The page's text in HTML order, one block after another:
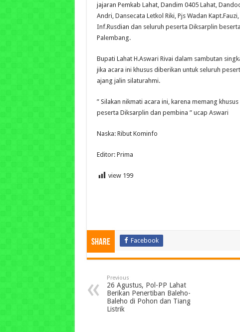
jajaran Pemkab Lahat, Dandim 0405 Lahat,
Andri, Dansecata Letkol Riki, Pjs Wadan
Inf.Rusdian dan seluruh peserta Diksarplin
Palembang.
Bupati Lahat H.Aswari Rivai dalam sambutan
jika acara ini khusus diberikan untuk seluruh
ajang jalin silaturahmi.
” Silakan nikmati acara ini, karena memang
peserta Diksarplin dan pembina ” ucap Aswari
Naska: Ribut Kominfo
Editor: Prima
view 199
Share Facebook
Previous
26 Agustus, Pol-PP Lahat
Berikan Penertiban Baleho-
Baleho di Pohon dan Tiang
Listrik